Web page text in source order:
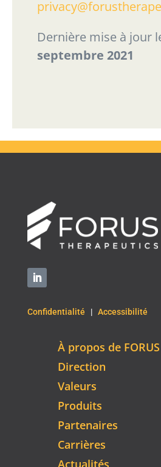
Dernière mise à jour
septembre 2021
Confidentialité | Accessibilité
À propos de FORUS
Direction
Valeurs
Produits
Partenaires
Carrières
Actualités